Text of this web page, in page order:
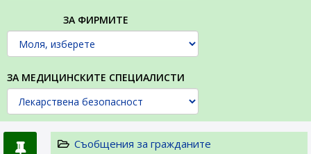
ЗА ФИРМИТЕ
ЗА МЕДИЦИНСКИТЕ СПЕЦИАЛИСТИ
Съобщения за гражданите